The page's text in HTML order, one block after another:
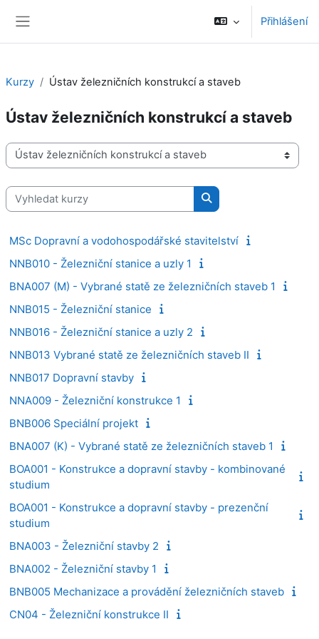
Přihlášení
Kurzy Ústav železničních konstrukcí a staveb
Ústav železničních konstrukcí a staveb
Kategorie kurzů
Vyhledat kurzy
Vyhledat kurzy
MSc Dopravní a vodohospodářské stavitelství
NNB010 - Železniční stanice a uzly 1
BNA007 (M) - Vybrané statě ze železničních staveb 1
NNB015 - Železniční stanice
NNB016 - Železniční stanice a uzly 2
NNB013 Vybrané statě ze železničních staveb II
NNB017 Dopravní stavby
NNA009 - Železniční konstrukce 1
BNB006 Speciální projekt
BNA007 (K) - Vybrané statě ze železničních staveb 1
BOA001 - Konstrukce a dopravní stavby - kombinované
studium
BOA001 - Konstrukce a dopravní stavby - prezenční
studium
BNA003 - Železniční stavby 2
BNA002 - Železniční stavby 1
BNB005 Mechanizace a provádění železničních staveb
CN04 - Železniční konstrukce II